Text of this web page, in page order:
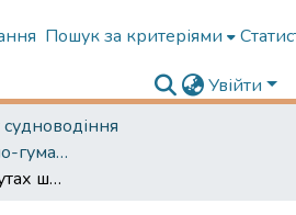
Пошук за критеріями
Увійти
Кафедра соціально-гуманітарної підготовки
Навчання в інститутах шляхетних дівчат Півдня України другої половини ХІХ – на початку ХХ століття